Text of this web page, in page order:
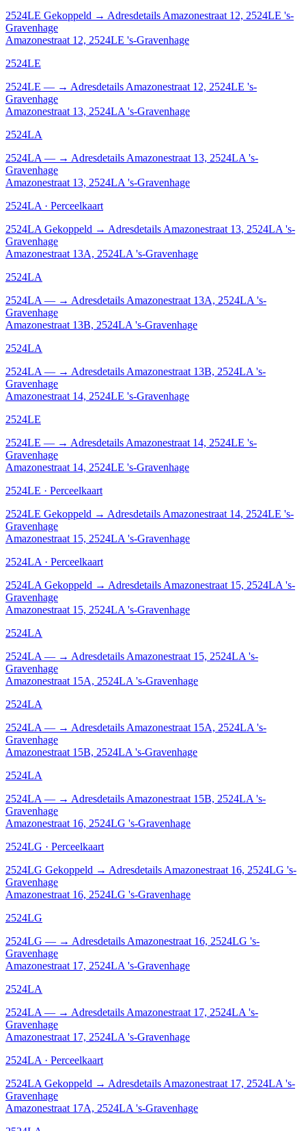
2524LE Gekoppeld → Adresdetails Amazonestraat 12, 2524LE 's-
Gravenhage
Amazonestraat 12, 2524LE 's-Gravenhage
2524LE
2524LE — → Adresdetails Amazonestraat 12, 2524LE 's-
Gravenhage
Amazonestraat 13, 2524LA 's-Gravenhage
2524LA
2524LA — → Adresdetails Amazonestraat 13, 2524LA 's-
Gravenhage
Amazonestraat 13, 2524LA 's-Gravenhage
2524LA · Perceelkaart
2524LA Gekoppeld → Adresdetails Amazonestraat 13, 2524LA 's-
Gravenhage
Amazonestraat 13A, 2524LA 's-Gravenhage
2524LA
2524LA — → Adresdetails Amazonestraat 13A, 2524LA 's-
Gravenhage
Amazonestraat 13B, 2524LA 's-Gravenhage
2524LA
2524LA — → Adresdetails Amazonestraat 13B, 2524LA 's-
Gravenhage
Amazonestraat 14, 2524LE 's-Gravenhage
2524LE
2524LE — → Adresdetails Amazonestraat 14, 2524LE 's-
Gravenhage
Amazonestraat 14, 2524LE 's-Gravenhage
2524LE · Perceelkaart
2524LE Gekoppeld → Adresdetails Amazonestraat 14, 2524LE 's-
Gravenhage
Amazonestraat 15, 2524LA 's-Gravenhage
2524LA · Perceelkaart
2524LA Gekoppeld → Adresdetails Amazonestraat 15, 2524LA 's-
Gravenhage
Amazonestraat 15, 2524LA 's-Gravenhage
2524LA
2524LA — → Adresdetails Amazonestraat 15, 2524LA 's-
Gravenhage
Amazonestraat 15A, 2524LA 's-Gravenhage
2524LA
2524LA — → Adresdetails Amazonestraat 15A, 2524LA 's-
Gravenhage
Amazonestraat 15B, 2524LA 's-Gravenhage
2524LA
2524LA — → Adresdetails Amazonestraat 15B, 2524LA 's-
Gravenhage
Amazonestraat 16, 2524LG 's-Gravenhage
2524LG · Perceelkaart
2524LG Gekoppeld → Adresdetails Amazonestraat 16, 2524LG 's-
Gravenhage
Amazonestraat 16, 2524LG 's-Gravenhage
2524LG
2524LG — → Adresdetails Amazonestraat 16, 2524LG 's-
Gravenhage
Amazonestraat 17, 2524LA 's-Gravenhage
2524LA
2524LA — → Adresdetails Amazonestraat 17, 2524LA 's-
Gravenhage
Amazonestraat 17, 2524LA 's-Gravenhage
2524LA · Perceelkaart
2524LA Gekoppeld → Adresdetails Amazonestraat 17, 2524LA 's-
Gravenhage
Amazonestraat 17A, 2524LA 's-Gravenhage